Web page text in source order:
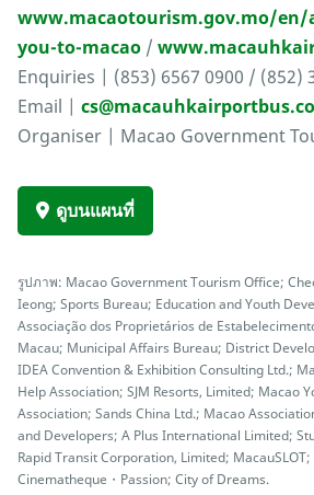
www.macaotourism.gov.mo/
you-to-macao /
Enquiries | (853) 6567 0900 / (852)
Email |
Organiser | Macao Government
ดูบนแผนที่
รูปภาพ: Macao Government Tourism Office;
Ieong; Sports Bureau; Education and Youth
Associação dos Proprietários de
Macau; Municipal Affairs Bureau; District
IDEA Convention & Exhibition Consulting Ltd.;
Help Association; SJM Resorts, Limited; Macao
Association; Sands China Ltd.; Macao
and Developers; A Plus International Limited;
Rapid Transit Corporation, Limited;
Cinematheque・Passion; City of Dreams.